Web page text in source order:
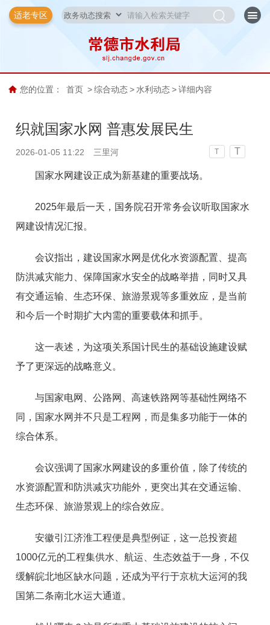
适老专区
您的位置： 首页 > 综合动态 > 水利动态 > 详细内容
织就国家水网 普惠发展民生
2026-01-05 11:22 三里河 T T
国家水网建设正成为新基建的重要战场。
2025年最后一天，国务院召开常务会议听取国家水
网建设情况汇报。
会议指出，建设国家水网是优化水资源配置、提高
防洪减灾能力、保障国家水安全的战略举措，同时又具
有交通运输、生态环保、旅游景观等多重效应，是当前
和今后一个时期扩大内需的重要载体和抓手。
这一表述，为这项关系国计民生的基础设施建设赋
予了更深远的战略意义。
与国家电网、公路网、高速铁路网等基础性网络不
同，国家水网并不只是工程网，而是集多功能于一体的
综合体系。
会议强调了国家水网建设的多重价值，除了传统的
水资源配置和防洪减灾功能外，更突出其在交通运输、
生态环保、旅游景观上的综合效应。
安徽引江济淮工程便是典型例证，这一总投资超
1000亿元的工程集供水、航运、生态效益于一身，不仅
缓解皖北地区缺水问题，还成为平行于京杭大运河的我
国第二条南北水运大通道。